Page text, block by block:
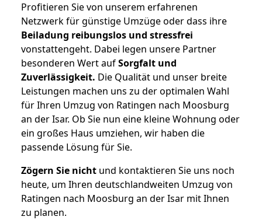
Profitieren Sie von unserem erfahrenen
Netzwerk für günstige Umzüge oder dass ihre
Beiladung reibungslos und stressfrei
vonstattengeht. Dabei legen unsere Partner
besonderen Wert aufSorgfalt und
Zuverlässigkeit. Die Qualität und unser breite
Leistungen machen uns zu der optimalen Wahl
für Ihren Umzug von Ratingen nach Moosburg
an der Isar. Ob Sie nun eine kleine Wohnung oder
ein großes Haus umziehen, wir haben die
passende Lösung für Sie.
Zögern Sie nicht und kontaktieren Sie uns noch
heute, um Ihren deutschlandweiten Umzug von
Ratingen nach Moosburg an der Isar mit Ihnen
zu planen.